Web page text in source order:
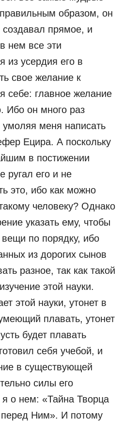
образом, он
прямое, и
нем все эти
из усердия его в
свое желание к
себе: главное желание
Ибо он много раз
меня написать
Ецира. А поскольку
в постижении
ругал его и не
это, ибо как можно
человеку? Однако
указать ему, чтобы
по порядку, ибо
из дорогих сынов
разное, так как такой
этой науки.
этой науки, утонет в
плавать, утонет
будет плавать
себя учебой, и
в существующей
силы его
я о нем: «Тайна Творца
Ним». И потому